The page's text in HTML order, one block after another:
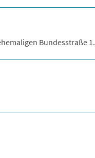
Bundesstraße 1.